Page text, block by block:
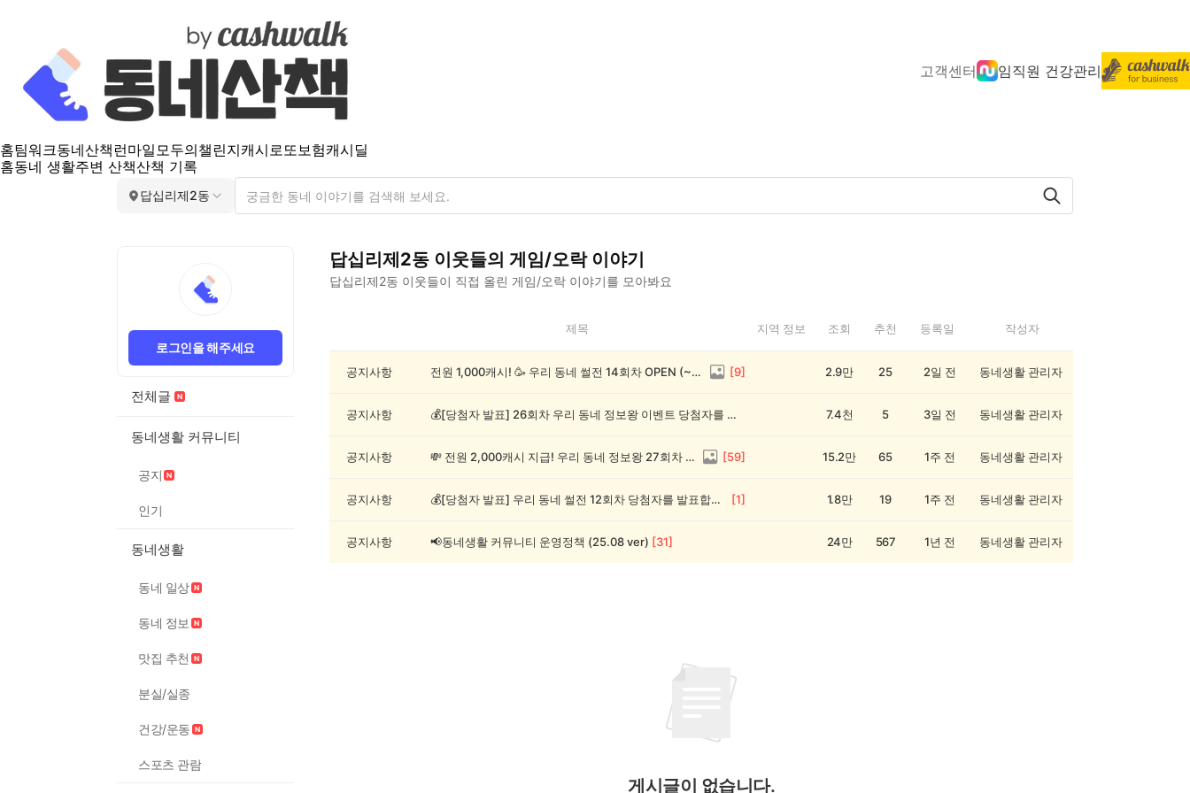
고객센터 임직원 건강관리
홈팀워크동네산책 런마일모두의챌린지캐시로또보험캐시딜
홈동네 생활주변 산책산책 기록
답십리제2동
로그인을 해주세요
전체글
동네생활 커뮤니티
공지
인기
동네생활
동네 일상
동네 정보
맛집 추천
분실/실종
건강/운동
스포츠 관람
답십리제2동 이웃들의 게임/오락이야기
답십리제2동 이웃들이 직접 올린 게임/오락 이야기를 모아봐요
리
제목 지역 정보 조회 추천 등록일 작성자
공지사항 전원 1,000캐시! 🥳 우리 동네 썰전 14회차 OPEN (~8/17) [9] 2.9만 25 2일 전 동네생활 관리자
공지사항 💰[당첨자 발표] 26회차 우리 동네 정보왕 이벤트 당첨자를 발표합니다! 7.4천 5 3일 전 동네생활 관리자
공지사항 💸 전원 2,000캐시 지급! 우리 동네 정보왕 27회차 (~8/10) [59] 15.2만 65 1주 전 동네생활 관리자
공지사항 💰[당첨자 발표] 우리 동네 썰전 12회차 당첨자를 발표합니다! [1] 1.8만 19 1주 전 동네생활 관리자
공지사항 📢동네생활 커뮤니티 운영정책 (25.08 ver) [31] 24만 567 1년 전 동네생활 관리자
게시글이 없습니다.